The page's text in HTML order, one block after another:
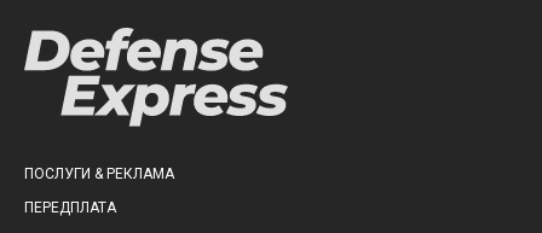
ПОСЛУГИ & РЕКЛАМА
ПЕРЕДПЛАТА